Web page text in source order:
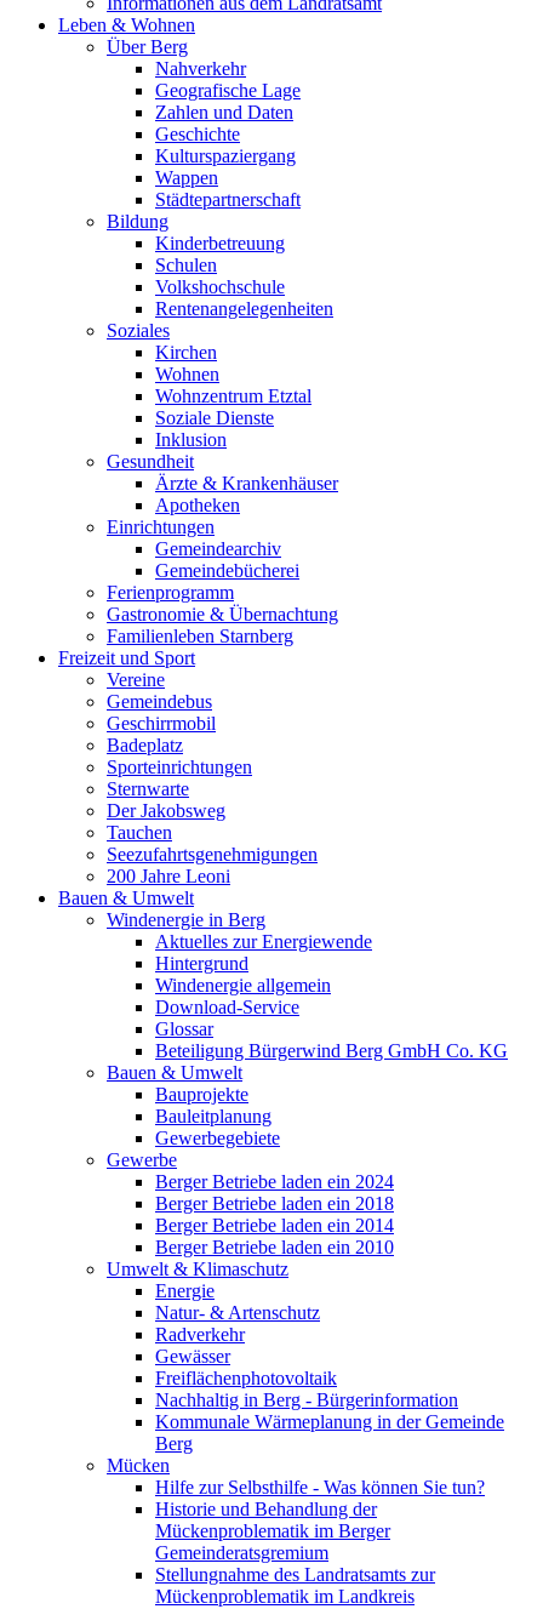
Leben & Wohnen
Über Berg
Nahverkehr
Geografische Lage
Zahlen und Daten
Geschichte
Kulturspaziergang
Wappen
Städtepartnerschaft
Bildung
Kinderbetreuung
Schulen
Volkshochschule
Rentenangelegenheiten
Soziales
Kirchen
Wohnen
Wohnzentrum Etztal
Soziale Dienste
Inklusion
Gesundheit
Ärzte & Krankenhäuser
Apotheken
Einrichtungen
Gemeindearchiv
Gemeindebücherei
Ferienprogramm
Gastronomie & Übernachtung
Familienleben Starnberg
Freizeit und Sport
Vereine
Gemeindebus
Geschirrmobil
Badeplatz
Sporteinrichtungen
Sternwarte
Der Jakobsweg
Tauchen
Seezufahrtsgenehmigungen
200 Jahre Leoni
Bauen & Umwelt
Windenergie in Berg
Aktuelles zur Energiewende
Hintergrund
Windenergie allgemein
Download-Service
Glossar
Beteiligung Bürgerwind Berg GmbH Co. KG
Bauen & Umwelt
Bauprojekte
Bauleitplanung
Gewerbegebiete
Gewerbe
Berger Betriebe laden ein 2024
Berger Betriebe laden ein 2018
Berger Betriebe laden ein 2014
Berger Betriebe laden ein 2010
Umwelt & Klimaschutz
Energie
Natur- & Artenschutz
Radverkehr
Gewässer
Freiflächenphotovoltaik
Nachhaltig in Berg - Bürgerinformation
Kommunale Wärmeplanung in der Gemeinde
Berg
Mücken
Hilfe zur Selbsthilfe - Was können Sie tun?
Historie und Behandlung der
Mückenproblematik im Berger
Gemeinderatsgremium
Stellungnahme des Landratsamts zur
Mückenproblematik im Landkreis